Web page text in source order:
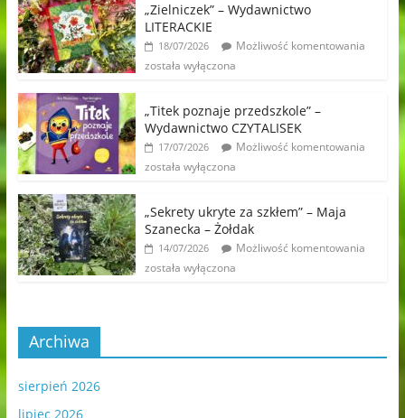
„Zielniczek” – Wydawnictwo
LITERACKIE
18/07/2026
Możliwość komentowania
została wyłączona
„Titek poznaje przedszkole” –
Wydawnictwo CZYTALISEK
17/07/2026
Możliwość komentowania
została wyłączona
„Sekrety ukryte za szkłem” – Maja
Szanecka – Żołdak
14/07/2026
Możliwość komentowania
została wyłączona
Archiwa
sierpień 2026
lipiec 2026